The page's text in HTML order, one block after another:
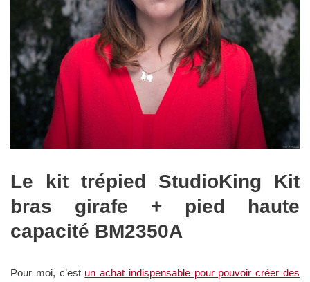
Le kit trépied StudioKing Kit
bras girafe + pied haute
capacité BM2350A
Pour moi, c’est un achat indispensable pour pouvoir créer des